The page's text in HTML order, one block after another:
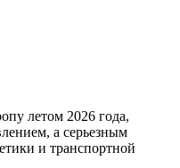
летом 2026 года,
а серьезным
и транспортной